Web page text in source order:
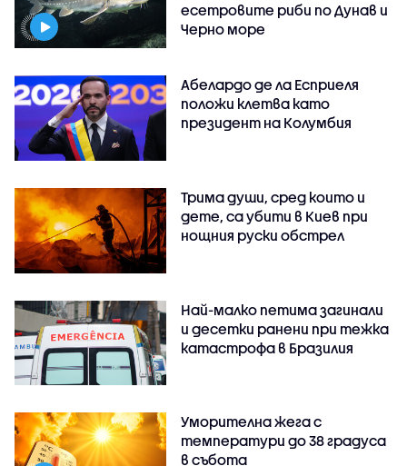
есетровите риби по Дунав и
Черно море
Абелардо де ла Есприеля
положи клетва като
президент на Колумбия
Трима души, сред които и
дете, са убити в Киев при
нощния руски обстрел
Най-малко петима загинали
и десетки ранени при тежка
катастрофа в Бразилия
Уморителна жега с
температури до 38 градуса
в събота